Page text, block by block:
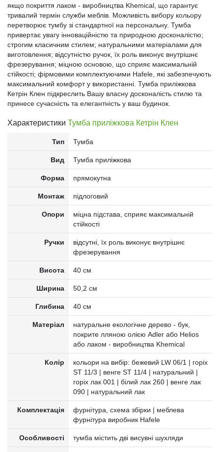
якщо покриття лаком - виробництва Khemical, що гарантує
тривалий термін служби меблів. Можливість вибору кольору
перетворює тумбу зі стандартної на персональну. Тумба
привертає увагу інноваційністю та природною досконалістю;
строгим класичним стилем; натуральними матеріалами для
виготовлення; відсутністю ручок, їх роль виконує внутрішнє
фрезерування; міцною основою, що сприяє максимальній
стійкості; фірмовими комплектуючими Hafele, які забезпечують
максимальний комфорт у використанні. Тумба приліжкова
Кетрін Клен підкреслить Вашу власну досконалість стилю та
принесе сучасність та елегантність у ваш будинок.
Характеристики Тумба приліжкова Кетрін Клен
Тип Тумба
Вид Тумба приліжкова
Форма прямокутна
Монтаж підлоговий
Опори
міцна підстава, сприяє максимальній
стійкості
Ручки
відсутні, їх роль виконує внутрішнє
фрезерування
Висота 40 см
Ширина 50,2 см
Глибина 40 см
Матеріал
натуральне екологічне дерево - бук,
покрите лляною олією Adler або Helios
або лаком - виробництва Khemical
Колір
кольори на вибір: бежевий LW 06/1 | горіх
ST 11/3 | венге ST 11/4 | натуральний |
горіх лак 001 | білий лак 260 | венге лак
090 | натуральний лак
Комплектація
фурнітура, схема збірки | меблева
фурнітура виробник Hafele
Особливості тумба містить дві висувні шухляди